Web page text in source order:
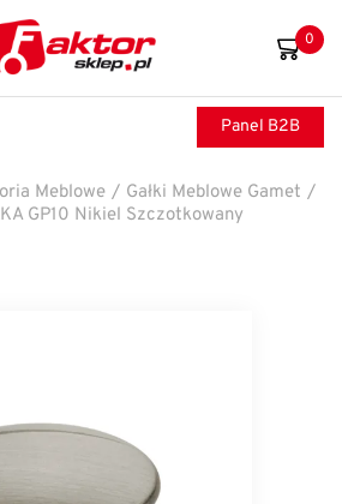
0
Panel B2B
Meblowe / Gałki Meblowe Gamet /
GP10 Nikiel Szczotkowany